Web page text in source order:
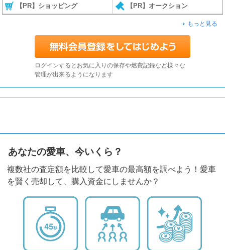
【PR】ショッピング 【PR】オークション
もっと見る
ログインするとお気に入りの保存や燃費記録など様々な
管理が出来るようになります
あなたの愛車、今いくら？
複数社の査定額を比較して愛車の最高額を調べよう！愛車
を賢く売却して、購入資金にしませんか？